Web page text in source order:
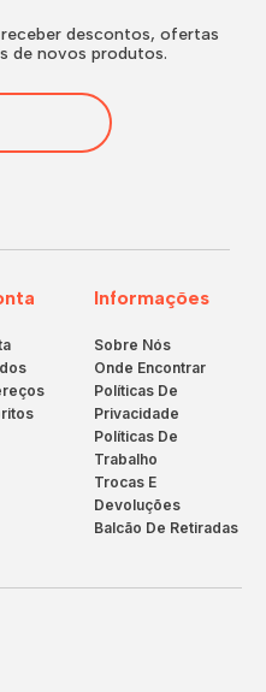
Informações
Sobre Nós
Onde Encontrar
Políticas De
Privacidade
Políticas De
Trabalho
Trocas E
Devoluções
Balcão De Retiradas
descontos, ofertas
de novos produtos.